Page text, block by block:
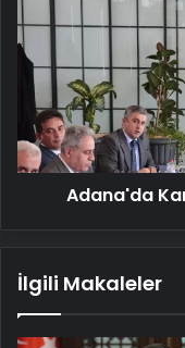
Kamu
Arazisi
İşgalleri
Yıkılıyor
Adana'da
İlgili Makaleler